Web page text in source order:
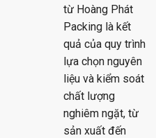
từ Hoàng Phát
Packing là kết
quả của quy trình
lựa chọn nguyên
liệu và kiểm soát
chất lượng
nghiêm ngặt, từ
sản xuất đến